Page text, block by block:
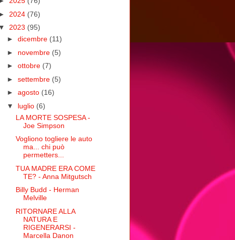
2024 (76)
▼ 2023 (95)
► dicembre (11)
► novembre (5)
► ottobre (7)
► settembre (5)
► agosto (16)
▼ luglio (6)
LA MORTE SOSPESA -
Joe Simpson
Vogliono togliere le auto
ma... chi può
permetters...
TUA MADRE ERA COME
TE? - Anna Mitgutsch
Billy Budd - Herman
Melville
RITORNARE ALLA
NATURA E
RIGENERARSI -
Marcella Danon